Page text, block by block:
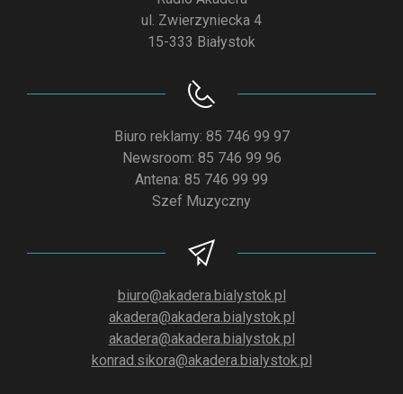
ul. Zwierzyniecka 4
15-333 Białystok
Biuro reklamy: 85 746 99 97
Newsroom: 85 746 99 96
Antena: 85 746 99 99
Szef Muzyczny
biuro@akadera.bialystok.pl
akadera@akadera.bialystok.pl
akadera@akadera.bialystok.pl
konrad.sikora@akadera.bialystok.pl